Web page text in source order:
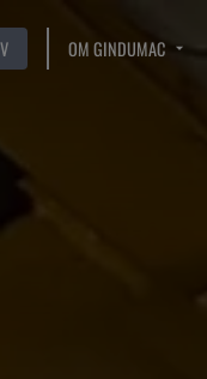
OM GINDUMAC